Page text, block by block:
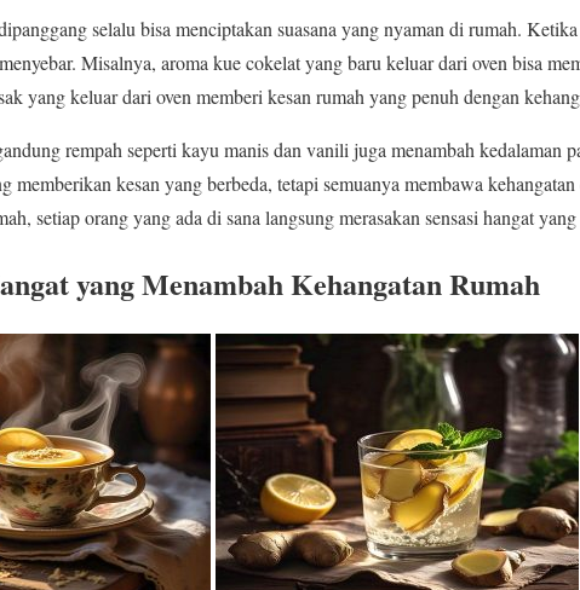
selalu bisa menciptakan suasana yang nyaman di rumah.
Misalnya, aroma kue cokelat yang baru keluar dari oven bisa
yang keluar dari oven memberi kesan rumah yang penuh dengan
rempah seperti kayu manis dan vanili juga menambah kedalaman
memberikan kesan yang berbeda, tetapi semuanya membawa
setiap orang yang ada di sana langsung merasakan sensasi hangat
yang Menambah Kehangatan Rumah